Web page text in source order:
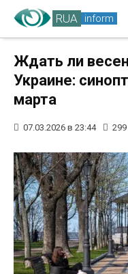
RUA inform
Ждать ли
Украине:
марта
07.03.2026 в 23:44 299